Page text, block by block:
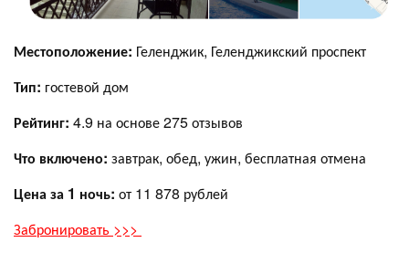
Местоположение: Геленджик, Геленджикский проспект
Тип: гостевой дом
Рейтинг: 4.9 на основе 275 отзывов
Что включено: завтрак, обед, ужин, бесплатная отмена
Цена за 1 ночь: от 11 878 рублей
Забронировать >>>